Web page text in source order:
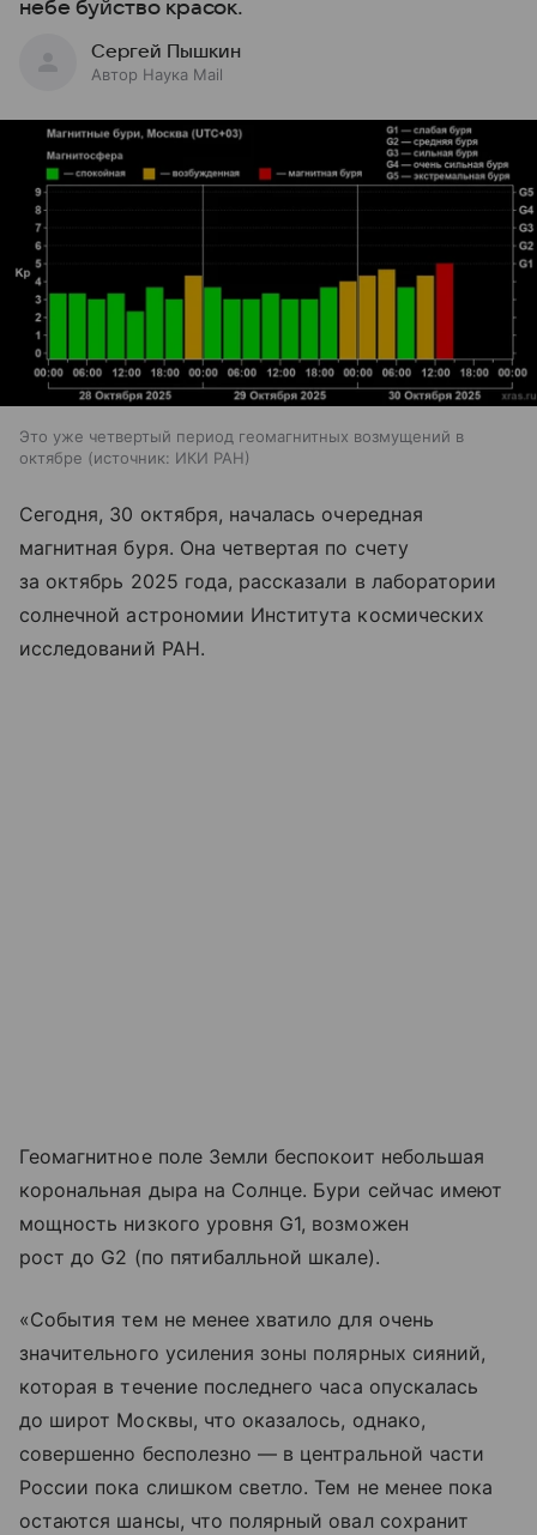
небе буйство красок.
Сергей Пышкин
Автор Наука Mail
Это уже четвертый период геомагнитных возмущений в
октябре
источник: ИКИ РАН
Сегодня, 30 октября, началась очередная
магнитная буря. Она четвертая по счету
за октябрь 2025 года, рассказали в лаборатории
солнечной астрономии Института космических
исследований РАН.
Геомагнитное поле Земли беспокоит небольшая
корональная дыра на Солнце. Бури сейчас имеют
мощность низкого уровня G1, возможен
рост до G2 (по пятибалльной шкале).
«События тем не менее хватило для очень
значительного усиления зоны полярных сияний,
которая в течение последнего часа опускалась
до широт Москвы, что оказалось, однако,
совершенно бесполезно — в центральной части
России пока слишком светло. Тем не менее пока
остаются шансы, что полярный овал сохранит